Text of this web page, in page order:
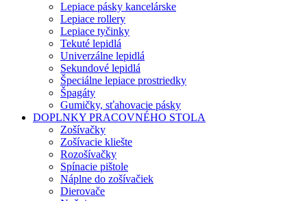
Lepiace pásky kancelárske
Lepiace rollery
Lepiace tyčinky
Tekuté lepidlá
Univerzálne lepidlá
Sekundové lepidlá
Špeciálne lepiace prostriedky
Špagáty
Gumičky, sťahovacie pásky
DOPLNKY PRACOVNÉHO STOLA
Zošívačky
Zošívacie kliešte
Rozošívačky
Spínacie pištole
Náplne do zošívačiek
Dierovače